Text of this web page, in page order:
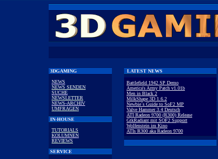
3DGAMING
NEWS
NEWS SENDEN
SUCHE
NEWSLETTER
NEWS-ARCHIV
UMFRAGEN
IN-HOUSE
TUTORIALS
KOLUMNEN
REVIEWS
SERVICE
LATEST NEWS
Battlefield 1942 SP Demo
America's Army Patch v1.01b
Men in Black 2
MilkShape 3D 1.6.2
Newbie´s Guide to SoF2 MP
Valve Hammer 3.4 Deutsch
ATI Radeon 9700 (R300) Release
GtkRadiant mit SOF2 Support
Wolfenstein im Kino
ATIs R300 aka Radeon 9700